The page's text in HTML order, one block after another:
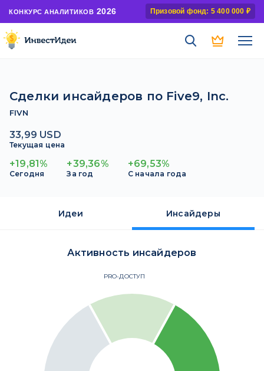
КОНКУРС АНАЛИТИКОВ 2026 Призовой фонд: 5 400 000 ₽
Сделки инсайдеров по Five9, Inc.
FIVN
33,99 USD
Текущая цена
+19,81%
Сегодня
+39,36%
За год
+69,53%
С начала года
Идеи Инсайдеры
Активность инсайдеров
PRO-ДОСТУП